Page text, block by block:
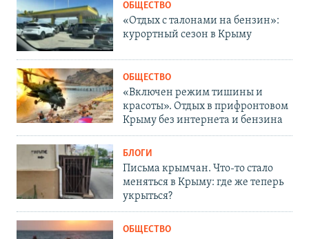
ОБЩЕСТВО
«Отдых с талонами на бензин»:
курортный сезон в Крыму
ОБЩЕСТВО
«Включен режим тишины и
красоты». Отдых в прифронтовом
Крыму без интернета и бензина
БЛОГИ
Письма крымчан. Что-то стало
меняться в Крыму: где же теперь
укрыться?
ОБЩЕСТВО